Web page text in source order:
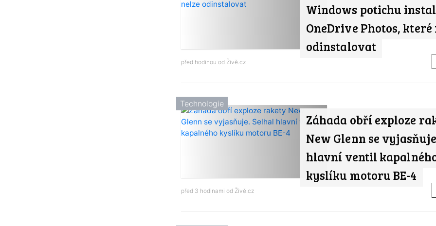
Windows potichu
OneDrive Photos, které
odinstalovat
před hodinou od Živě.cz
Záhada obří exploze
New Glenn se
hlavní ventil
kyslíku motoru BE-4
Technologie
před 3 hodinami od Živě.cz